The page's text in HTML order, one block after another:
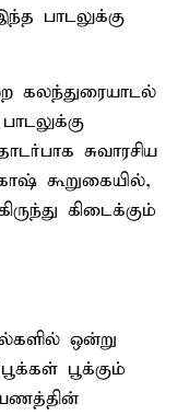
பாடலுக்கு
கலந்துரையாடல்
சுவாரசிய
கூறுகையில்,
கிடைக்கும்
ஒன்று
பூக்கும்